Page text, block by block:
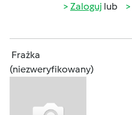
Zaloguj lub
Frażka
(niezweryfikowany)